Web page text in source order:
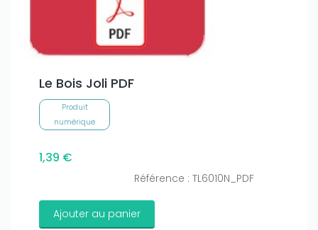
Le Bois Joli PDF
Produit
numérique
1,39 €
Référence : TL6010N_PDF
Ajouter au panier